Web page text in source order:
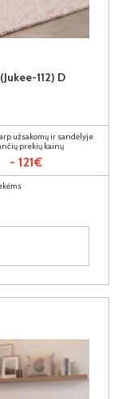
112) D
užsakomų ir sandėlyje
prekių kainų
- 121€